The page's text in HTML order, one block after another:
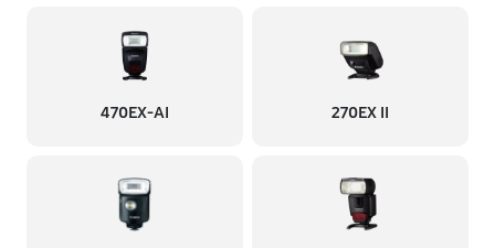
470EX-AI 270EX II